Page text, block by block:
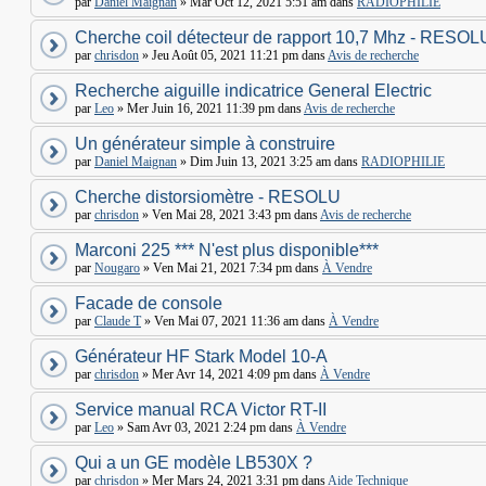
Cherche coil détecteur de rapport 10,7 Mhz -
par chrisdon » Jeu Août 05, 2021 11:21 pm dansAvis de recherche
Recherche aiguille indicatrice General Electric
par Leo » Mer Juin 16, 2021 11:39 pm dansAvis de recherche
Un générateur simple à construire
par Daniel Maignan » Dim Juin 13, 2021 3:25 am dans RADIOPHILIE
Cherche distorsiomètre - RESOLU
par chrisdon » Ven Mai 28, 2021 3:43 pm dansAvis de recherche
Marconi 225 *** N'est plus disponible***
par Nougaro » Ven Mai 21, 2021 7:34 pm dans À Vendre
Facade de console
par Claude T» Ven Mai 07, 2021 11:36 am dans À Vendre
Générateur HF Stark Model 10-A
par chrisdon » Mer Avr 14, 2021 4:09 pm dans À Vendre
Service manual RCA Victor RT-II
par Leo » Sam Avr 03, 2021 2:24 pm dans À Vendre
Qui a un GE modèle LB530X ?
par chrisdon » Mer Mars 24, 2021 3:31 pm dansAide Technique